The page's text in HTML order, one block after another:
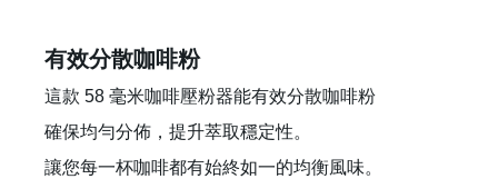
有效分散咖啡粉
這款 58 毫米咖啡壓粉器能有效分散咖啡粉
確保均勻分佈，提升萃取穩定性。
讓您每一杯咖啡都有始終如一的均衡風味。